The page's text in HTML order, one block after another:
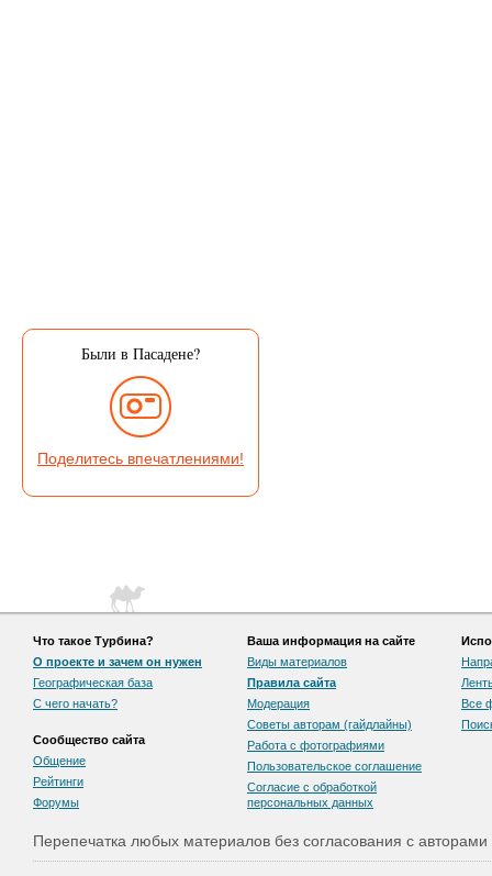
Были в Пасадене?
Поделитесь впечатлениями!
Что такое Турбина?
О проекте и зачем он нужен
Географическая база
С чего начать?
Сообщество сайта
Общение
Рейтинги
Форумы
Ваша информация на сайте
Виды материалов
Правила сайта
Модерация
Советы авторам (гайдлайны)
Работа с фотографиями
Пользовательскоe соглашение
Согласие с обработкой
персональных данных
Все
Перепечатка любых материалов без согласования с